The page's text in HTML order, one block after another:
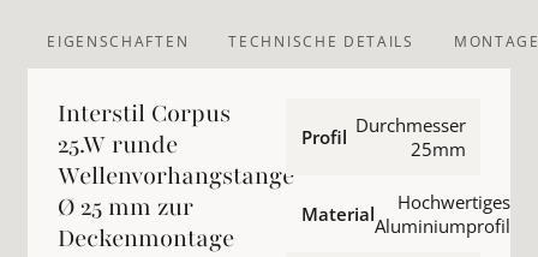
EIGENSCHAFTEN TECHNISCHE DETAILS
Interstil Corpus
25.W runde
Wellenvorhangstange
Ø 25 mm zur
Deckenmontage
Profil Durchmesser
25mm
Material
Hochwertiges
Aluminiumprofil